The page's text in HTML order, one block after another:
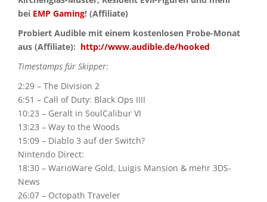
bei EMP Gaming! (Affiliate)
Probiert Audible mit einem kostenlosen Probe-Monat
aus (Affiliate): http://www.audible.de/hooked
Timestamps für Skipper:
2:29 – The Division 2
6:51 – Call of Duty: Black Ops IIII
10:23 – Geralt in SoulCalibur VI
13:23 – Way to the Woods
15:09 – Diablo 3 auf der Switch?
Nintendo Direct:
18:30 – WarioWare Gold, Luigis Mansion & mehr 3DS-
News
26:07 – Octopath Traveler